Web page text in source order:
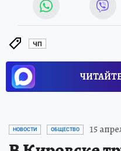
ЧП
НОВОСТИ ОБЩЕСТВО 15